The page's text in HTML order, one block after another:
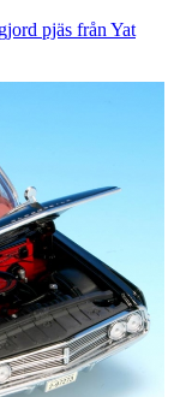
pjäs från Yat